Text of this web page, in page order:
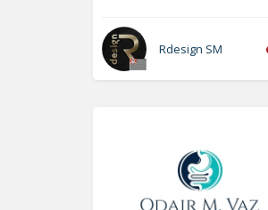
Rdesign SM